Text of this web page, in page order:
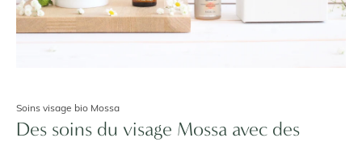
Soins visage bio Mossa
Des soins du visage Mossa avec des